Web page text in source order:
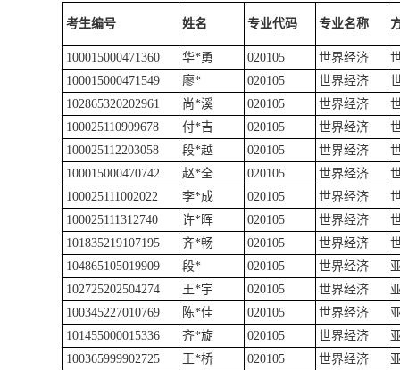
考生编号 姓名 专业代码 专业名称
100015000471360 华*勇 020105 世界经济
100015000471549
廖* 020105 世界经济
102865320202961
尚*溪 020105 世界经济
100025110909678
付*吉 020105 世界经济
100025112203058
段*越 020105 世界经济
100015000470742
赵*全 020105 世界经济
100025111002022
李*成 020105 世界经济
100025111312740
许*晖 020105 世界经济
101835219107195
齐*畅 020105 世界经济
104865105019909
段* 020105 世界经济
102725202504274
王*宇 020105 世界经济
100345227010769
陈*佳 020105 世界经济
101455000015336
齐*旋 020105 世界经济
100365999902725
王*桥 020105 世界经济